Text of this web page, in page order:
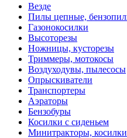
Везде
Пилы цепные,
Газонокосилки
Высоторезы
Ножницы, кусторезы
Триммеры, мотокосы
Воздуходувы, пылесосы
Опрыскиватели
Транспортеры
Аэраторы
Бензобуры
Косилки с сиденьем
Минитракторы, косилки